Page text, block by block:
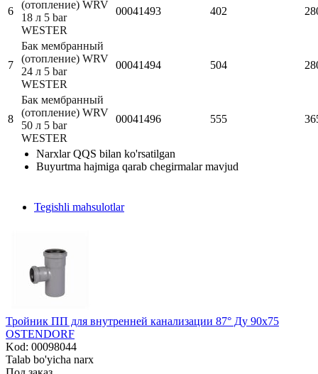
6
(отопление) WRV
18 л 5 bar
WESTER
00041493 402
7
Бак мембранный
(отопление) WRV
24 л 5 bar
WESTER
00041494 504
8
Бак мембранный
(отопление) WRV
50 л 5 bar
WESTER
00041496 555
Narxlar QQS bilan ko'rsatilgan
Buyurtma hajmiga qarab chegirmalar mavjud
Tegishli mahsulotlar
Тройник ПП для внутренней канализации 87° Ду 90х75
OSTENDORF
Kod: 00098044
Talab bo'yicha narx